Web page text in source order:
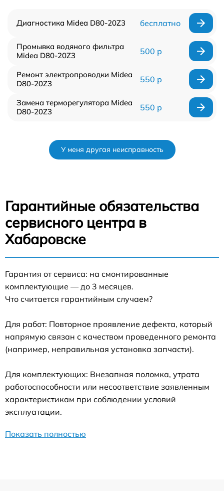
Диагностика Midea D80-20Z3 бесплатно
Промывка водяного фильтра
Midea D80-20Z3
500 р
Ремонт электропроводки Midea
D80-20Z3
550 р
Замена терморегулятора Midea
D80-20Z3
550 р
У меня другая неисправность
Гарантийные обязательства
сервисного центра в
Хабаровске
Гарантия от сервиса: на смонтированные
комплектующие — до 3 месяцев.
Что считается гарантийным случаем?
Для работ: Повторное проявление дефекта, который
напрямую связан с качеством проведенного ремонта
(например, неправильная установка запчасти).
Для комплектующих: Внезапная поломка, утрата
работоспособности или несоответствие заявленным
характеристикам при соблюдении условий
эксплуатации.
Показать полностью